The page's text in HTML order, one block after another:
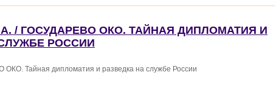
/ ГОСУДАРЕВО ОКО. ТАЙНАЯ ДИПЛОМАТИЯ И
РОССИИ
Тайная дипломатия и разведка на службе России